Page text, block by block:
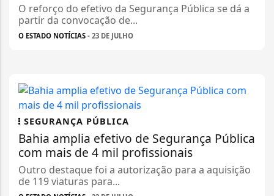
O reforço do efetivo da Segurança Pública se dá a
partir da convocação de...
O ESTADO NOTÍCIAS - 23 DE JULHO
SEGURANÇA PÚBLICA
Bahia amplia efetivo de Segurança Pública
com mais de 4 mil profissionais
Outro destaque foi a autorização para a aquisição
de 119 viaturas para...